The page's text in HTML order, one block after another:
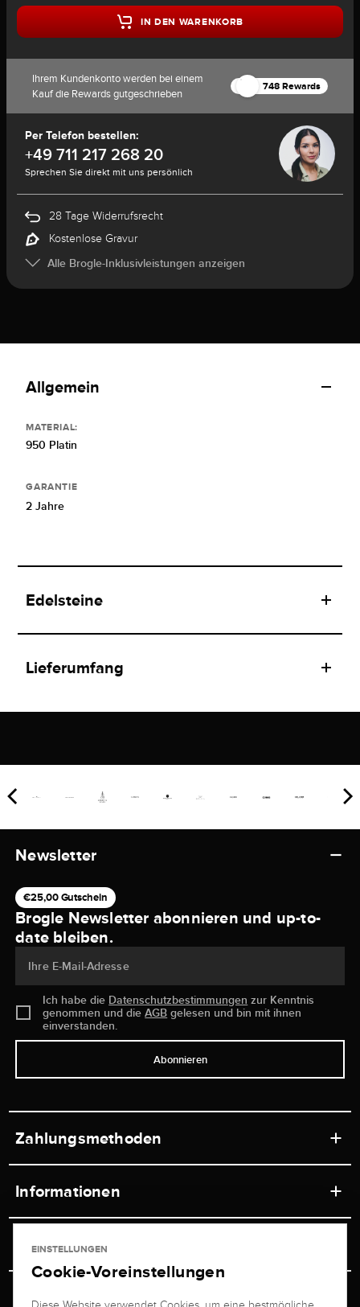
IN DEN WARENKORB
Ihrem Kundenkonto werden bei einem
Kauf die Rewards gutgeschrieben
748 Rewards
Per Telefon bestellen:
+49 711 217 268 20
Sprechen Sie direkt mit uns persönlich
28 Tage Widerrufsrecht
Kostenlose Gravur
Alle Brogle-Inklusivleistungen anzeigen
Allgemein
MATERIAL:
950 Platin
GARANTIE
2 Jahre
Edelsteine
Lieferumfang
Newsletter
€25,00 Gutschein
Brogle Newsletter abonnieren und up-to-
date bleiben.
Ihre E-Mail-Adresse
Ich habe die Datenschutzbestimmungen zur Kenntnis
genommen und dieAGB gelesen und bin mit ihnen
einverstanden.
Abonnieren
Zahlungsmethoden
Informationen
Ladengeschäft
Versand & Zahlung
Service
Juwelier Brogle
EINSTELLUNGEN
Cookie-Voreinstellungen